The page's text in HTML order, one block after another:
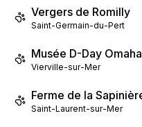
Vergers de Romilly
Saint-Germain-du-Pert
Musée D-Day Omaha
Vierville-sur-Mer
Saint-Laurent-sur-Mer